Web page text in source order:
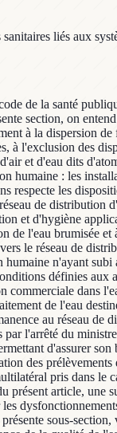
liés aux
de la santé
section, on
à la dispersion
l'exclusion des
et d'eau dits
humaine : les
respecte les
de
et d'hygiène
de l'eau brumisée
le réseau de
n'ayant
définies
commerciale
de l'eau
au réseau
l'arrêté du
d'assurer
des
pris dans
article, une
sous-